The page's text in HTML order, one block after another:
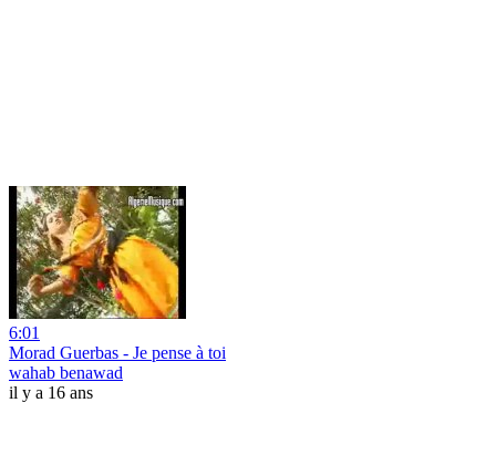
6:01
Morad Guerbas - Je pense à toi
wahab benawad
il y a 16 ans